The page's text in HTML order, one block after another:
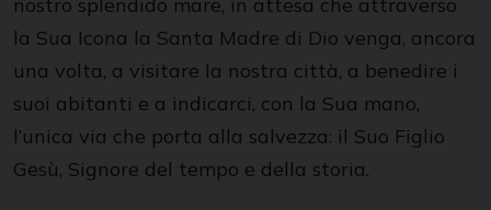
la Sua Icona la Santa Madre di Dio venga, ancora
una volta, a visitare la nostra città, a benedire i
suoi abitanti e a indicarci, con la Sua mano,
l’unica via che porta alla salvezza: il Suo Figlio
Gesù, Signore del tempo e della storia.